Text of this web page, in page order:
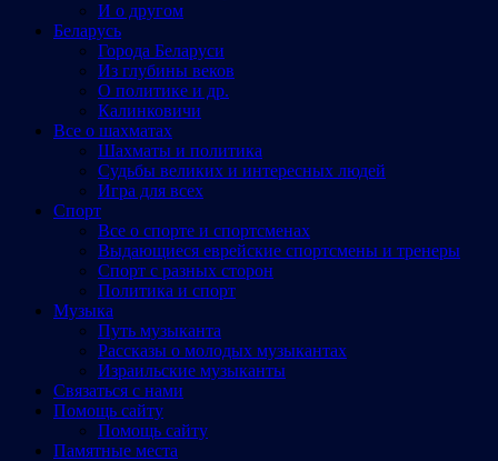
И о другом
Беларусь
Города Беларуси
Из глубины веков
О политике и др.
Калинковичи
Все о шахматах
Шахматы и политика
Судьбы великих и интересных людей
Игра для всех
Спорт
Все о спорте и спортсменах
Выдающиеся еврейские спортсмены и тренеры
Спорт с разных сторон
Политика и спорт
Музыка
Путь музыканта
Рассказы о молодых музыкантах
Израильские музыканты
Cвязаться с нами
Помощь сайту
Помощь сайту
Памятные места